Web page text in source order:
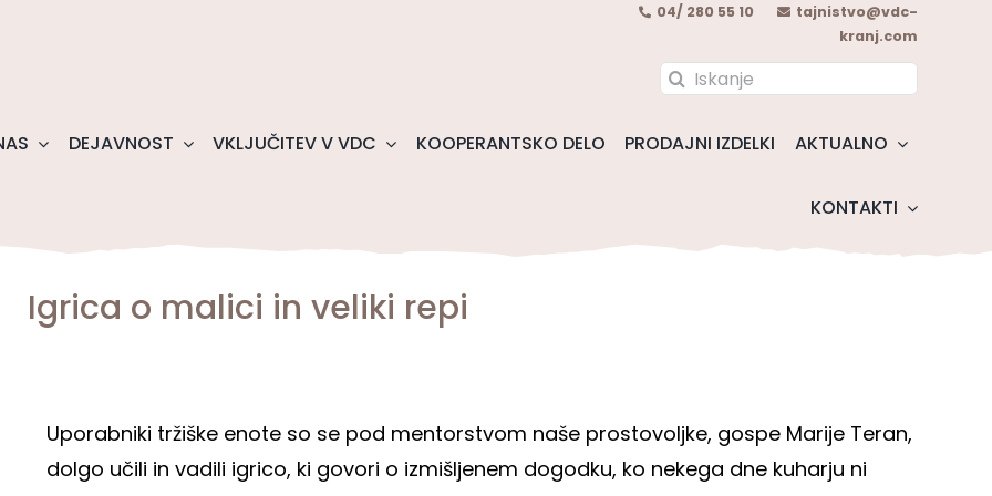
04/ 280 55 10
tajnistvo@vdc-
kranj.com
Search
DEJAVNOST VKLJUČITEV V VDC KOOPERANTSKO DELO PRODAJNI IZDELKI AKTUALNO
KONTAKTI
Igrica o malici in veliki repi
Uporabniki tržiške enote so se pod mentorstvom naše prostovoljke, gospe Marije Teran,
dolgo učili in vadili igrico, ki govori o izmišljenem dogodku, ko nekega dne kuharju ni